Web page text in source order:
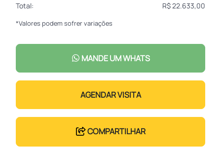
Total: R$ 22.633,00
*Valores podem sofrer variações
MANDE UM WHATS
AGENDAR VISITA
COMPARTILHAR